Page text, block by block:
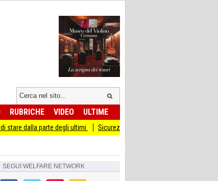
RUBRICHE VIDEO ULTIME
parte degli ultimi Sicurezza I Giovani Democratici ribattono ai Giovani
SEGUI WELFARE NETWORK